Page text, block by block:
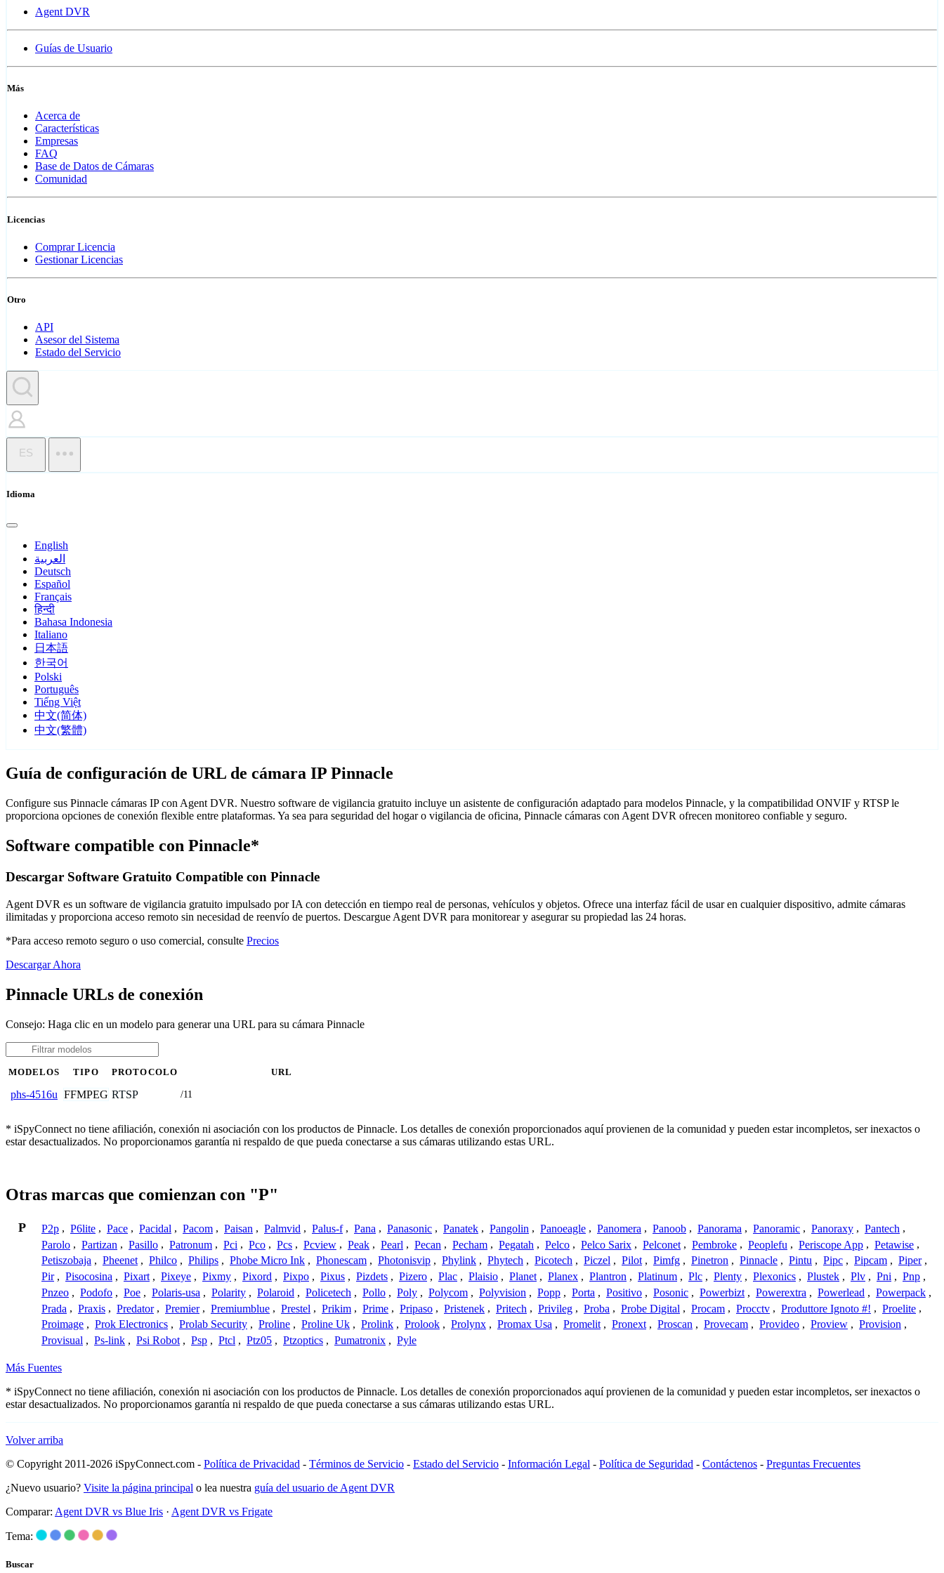
Agent DVR
Guías de Usuario
Más
Acerca de
Características
Empresas
FAQ
Base de Datos de Cámaras
Comunidad
Licencias
Comprar Licencia
Gestionar Licencias
Otro
API
Asesor del Sistema
Estado del Servicio
ES
Idioma
English
العربية
Deutsch
Español
Français
हिन्दी
Bahasa Indonesia
Italiano
日本語
한국어
Polski
Português
Tiếng Việt
中文(简体)
中文(繁體)
Guía de configuración de URL de cámara IP Pinnacle
Configure sus Pinnacle cámaras IP con Agent DVR. Nuestro software de vigilancia gratuito incluye un asistente de configuración adaptado para modelos Pinnacle, y la compatibilidad ONVIF y RTSP le
proporciona opciones de conexión flexible entre plataformas. Ya sea para seguridad del hogar o vigilancia de oficina, Pinnacle cámaras con Agent DVR ofrecen monitoreo confiable y seguro.
Software compatible con Pinnacle*
Descargar Software Gratuito Compatible con Pinnacle
Agent DVR es un software de vigilancia gratuito impulsado por IA con detección en tiempo real de personas, vehículos y objetos. Ofrece una interfaz fácil de usar en cualquier dispositivo, admite cámaras
ilimitadas y proporciona acceso remoto sin necesidad de reenvío de puertos. Descargue Agent DVR para monitorear y asegurar su propiedad las 24 horas.
*Para acceso remoto seguro o uso comercial, consulte Precios
Descargar Ahora
Pinnacle URLs de conexión
Consejo: Haga clic en un modelo para generar una URL para su cámara Pinnacle
MODELOS TIPO PROTOCOLO URL
phs-4516u FFMPEG RTSP /11
* iSpyConnect no tiene afiliación, conexión ni asociación con los productos de Pinnacle. Los detalles de conexión proporcionados aquí provienen de la comunidad y pueden estar incompletos, ser inexactos o
estar desactualizados. No proporcionamos garantía ni respaldo de que pueda conectarse a sus cámaras utilizando estas URL.
Otras marcas que comienzan con "P"
P P2p , P6lite , Pace , Pacidal , Pacom , Paisan , Palmvid , Palus-f , Pana , Panasonic , Panatek , Pangolin , Panoeagle , Panomera , Panoob , Panorama , Panoramic , Panoraxy , Pantech ,
Parolo , Partizan , Pasillo , Patronum , Pci , Pco , Pcs , Pcview , Peak , Pearl , Pecan , Pecham , Pegatah , Pelco , Pelco Sarix , Pelconet , Pembroke , Peoplefu , Periscope App , Petawise ,
Petiszobaja , Pheenet , Philco , Philips , Phobe Micro Ink , Phonescam , Photonisvip , Phylink , Phytech , Picotech , Piczel , Pilot , Pimfg , Pinetron , Pinnacle , Pintu , Pipc , Pipcam , Piper ,
Pir , Pisocosina , Pixart , Pixeye , Pixmy , Pixord , Pixpo , Pixus , Pizdets , Pizero , Plac , Plaisio , Planet , Planex , Plantron , Platinum , Plc , Plenty , Plexonics , Plustek , Plv , Pni , Pnp ,
Pnzeo , Podofo , Poe , Polaris-usa , Polarity , Polaroid , Policetech , Pollo , Poly , Polycom , Polyvision , Popp , Porta , Positivo , Posonic , Powerbizt , Powerextra , Powerlead , Powerpack ,
Prada , Praxis , Predator , Premier , Premiumblue , Prestel , Prikim , Prime , Pripaso , Pristenek , Pritech , Privileg , Proba , Probe Digital , Procam , Procctv , Produttore Ignoto #! , Proelite ,
Proimage , Prok Electronics , Prolab Security , Proline , Proline Uk , Prolink , Prolook , Prolynx , Promax Usa , Promelit , Pronext , Proscan , Provecam , Provideo , Proview , Provision ,
Provisual , Ps-link , Psi Robot , Psp , Ptcl , Ptz05 , Ptzoptics , Pumatronix , Pyle
Más Fuentes
* iSpyConnect no tiene afiliación, conexión ni asociación con los productos de Pinnacle. Los detalles de conexión proporcionados aquí provienen de la comunidad y pueden estar incompletos, ser inexactos o
estar desactualizados. No proporcionamos garantía ni respaldo de que pueda conectarse a sus cámaras utilizando estas URL.
Volver arriba
© Copyright 2011-2026 iSpyConnect.com - Política de Privacidad - Términos de Servicio - Estado del Servicio - Información Legal - Política de Seguridad - Contáctenos - Preguntas Frecuentes
¿Nuevo usuario? Visite la página principal o lea nuestra guía del usuario de Agent DVR
Comparar: Agent DVR vs Blue Iris · Agent DVR vs Frigate
Tema:
Buscar